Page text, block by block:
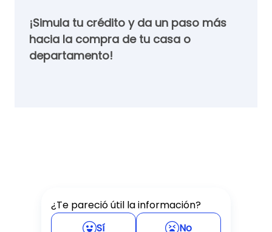
¡Simula tu crédito y da un paso más
hacia la compra de tu casa o
departamento!
¿Te pareció útil la información?
Sí
No